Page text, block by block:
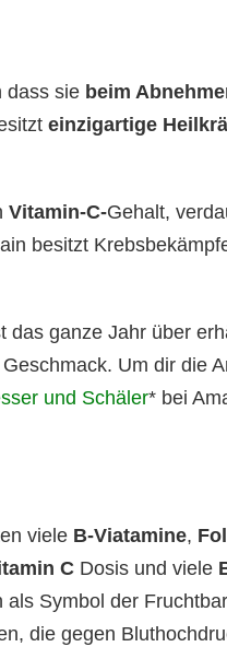
dass sie beim
einzigartige
Vitamin-C-Gehalt,
besitzt
ganze Jahr über
Um dir die
und Schäler* bei
viele B-Viatamine,
CDosis und viele
Symbol der
die gegen